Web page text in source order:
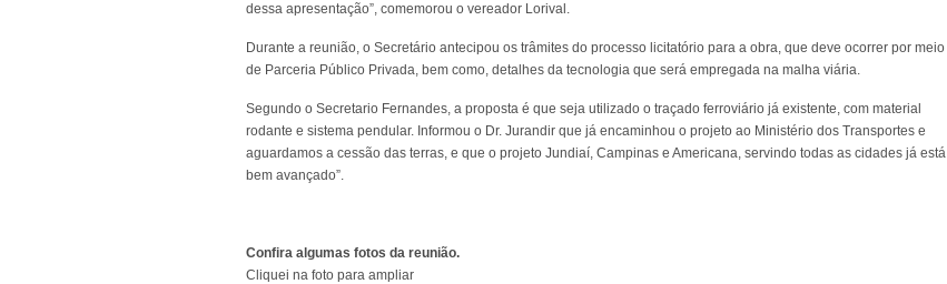
dessa apresentação”, comemorou o vereador Lorival.
Durante a reunião, o Secretário antecipou os trâmites do processo licitatório para a obra, que deve ocorrer por meio
de Parceria Público Privada, bem como, detalhes da tecnologia que será empregada na malha viária.
Segundo o Secretario Fernandes, a proposta é que seja utilizado o traçado ferroviário já existente, com material
rodante e sistema pendular. Informou o Dr. Jurandir que já encaminhou o projeto ao Ministério dos Transportes e
aguardamos a cessão das terras, e que o projeto Jundiaí, Campinas e Americana, servindo todas as cidades já está
bem avançado”.
Confira algumas fotos da reunião.
Cliquei na foto para ampliar